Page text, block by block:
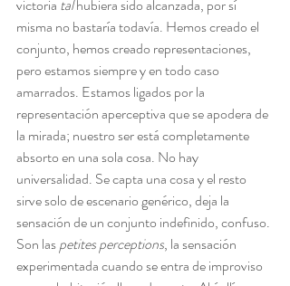
victoria tal hubiera sido alcanzada, por sí
misma no bastaría todavía. Hemos creado el
conjunto, hemos creado representaciones,
pero estamos siempre y en todo caso
amarrados. Estamos ligados por la
representación aperceptiva que se apodera de
la mirada; nuestro ser está completamente
absorto en una sola cosa. No hay
universalidad. Se capta una cosa y el resto
sirve solo de escenario genérico, deja la
sensación de un conjunto indefinido, confuso.
Son las petites perceptions, la sensación
experimentada cuando se entra de improviso